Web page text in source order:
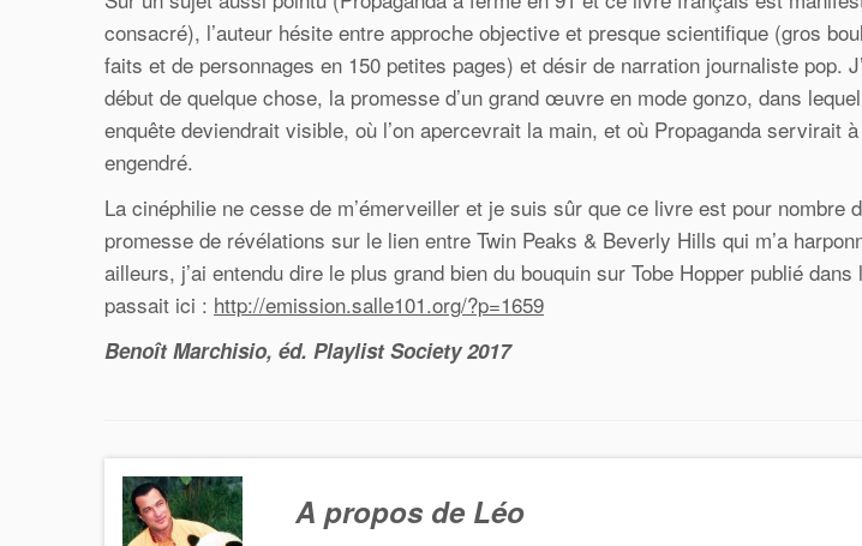
consacré), l’auteur hésite entre approche objective et presque scientifique (gros
faits et de personnages en 150 petites pages) et désir de narration journaliste pop.
début de quelque chose, la promesse d’un grand œuvre en mode gonzo, dans
enquête deviendrait visible, où l’on apercevrait la main, et où Propaganda servirait
engendré.
La cinéphilie ne cesse de m’émerveiller et je suis sûr que ce livre est pour nombre
promesse de révélations sur le lien entre Twin Peaks & Beverly Hills qui m’a
ailleurs, j’ai entendu dire le plus grand bien du bouquin sur Tobe Hopper publié
passait ici : http://emission.salle101.org/?p=1659
Benoît Marchisio, éd. Playlist Society 2017
A propos de Léo